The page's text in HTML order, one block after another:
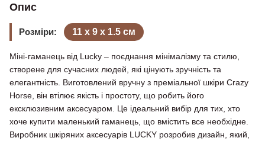
Опис
Розміри: 11 х 9 х 1.5 см
Міні-гаманець від Lucky – поєднання мінімалізму та стилю,
створене для сучасних людей, які цінують зручність та
елегантність. Виготовлений вручну з преміальної шкіри Crazy
Horse, він втілює якість і простоту, що робить його
ексклюзивним аксесуаром. Це ідеальний вибір для тих, хто
хоче купити маленький гаманець, що вмістить все необхідне.
Виробник шкіряних аксесуарів LUCKY розробив дизайн, який,